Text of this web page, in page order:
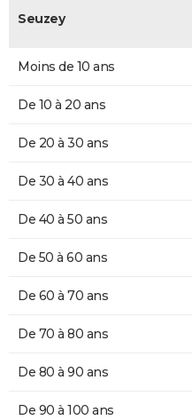
Seuzey
Moins de 10 ans
De 10 à 20 ans
De 20 à 30 ans
De 30 à 40 ans
De 40 à 50 ans
De 50 à 60 ans
De 60 à 70 ans
De 70 à 80 ans
De 80 à 90 ans
De 90 à 100 ans